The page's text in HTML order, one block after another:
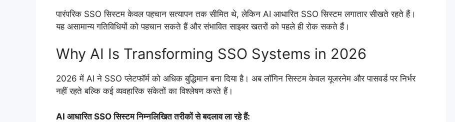
पारंपरिक SSO सिस्टम केवल पहचान सत्यापन तक सीमित थे, लेकिन AI आधारित SSO सिस्टम लगातार सीखते रहते हैं।
यह असामान्य गतिविधियों को पहचान सकते हैं और संभावित साइबर खतरों को पहले ही रोक सकते हैं।
Why AI Is Transforming SSO Systems in 2026
2026 में AI ने SSO प्लेटफॉर्म को अधिक बुद्धिमान बना दिया है। अब लॉगिन सिस्टम केवल यूजरनेम और पासवर्ड पर निर्भर
नहीं रहते बल्कि कई व्यवहारिक संकेतों का विश्लेषण करते हैं।
AI आधारित SSO सिस्टम निम्नलिखित तरीकों से बदलाव ला रहे हैं: